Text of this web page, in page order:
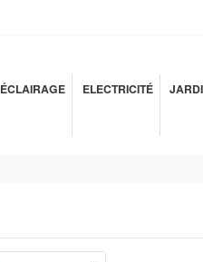
ÉCLAIRAGE ELECTRICITÉ